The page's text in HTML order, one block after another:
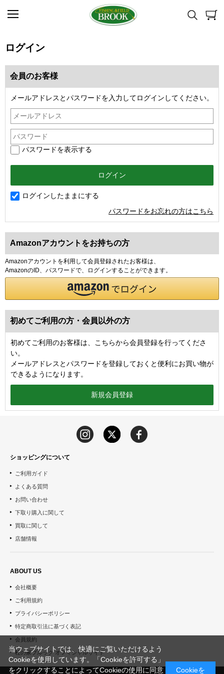
ログイン
会員のお客様
メールアドレスとパスワードを入力してログインしてください。
パスワードを表示する
ログインしたままにする
パスワードをお忘れの方はこちら
Amazonアカウントをお持ちの方
Amazonアカウントを利用して会員登録されたお客様は、
AmazonのID、パスワードで、ログインすることができます。
初めてご利用の方・会員以外の方
初めてご利用のお客様は、こちらから会員登録を行ってくださ
い。
メールアドレスとパスワードを登録しておくと便利にお買い物が
できるようになります。
ショッピングについて
ご利用ガイド
よくある質問
お問い合わせ
下取り購入に関して
買取に関して
店舗情報
ABOUT US
会社概要
ご利用規約
プライバシーポリシー
特定商取引法に基づく表記
会員規約
杜の家ブルック オフィシャルサイト
当ウェブサイトでは、快適にご覧いただけるよう
Cookieを使用しています。「Cookieを許可する」
をクリックすることによってCookieの使用に同意
Cookieを